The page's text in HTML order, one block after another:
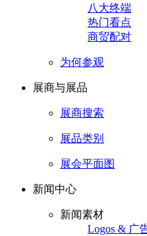
八大终端
热门看点
商贸配对
为何参观
展商与展品
展商搜索
展品类别
展会平面图
新闻中心
新闻素材
Logos & 广